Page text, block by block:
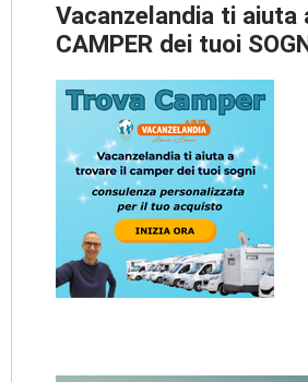
Vacanzelandia ti aiuta
CAMPER dei tuoi